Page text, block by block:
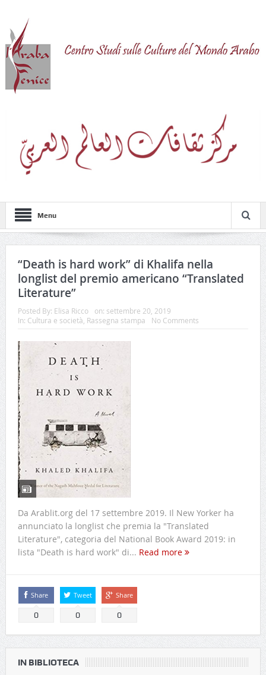
Menu
“Death is hard work” di Khalifa nella
longlist del premio americano “Translated
Literature”
Posted By: Elisa Ricco on: settembre 20, 2019
In: Cultura e società, Rassegna stampa No Comments
Da Arablit.org del 17 settembre 2019. Il New Yorker ha
annunciato la longlist che premia la "Translated
Literature", categoria del National Book Award 2019: in
lista "Death is hard work" di... Read more
Share
0
Tweet
0
Share
0
IN BIBLIOTECA